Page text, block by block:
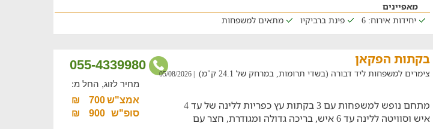
מאפיינים
יחידות אירוח: 6
פינת ברביקיו מתאים למשפחות
055-4339980 בקתות הפקאן
צימרים למשפחות ליד דבורה (בשדי תרומות, במרחק של 24.1 ק"מ) | 05/08/2026
מתחם נופש למשפחות עם 3 בקתות עץ כפריות ללינה של עד 4
איש וסוויטה ללינה עד 6 איש, בריכה גדולה ומגודרת, חצר עם
מחיר לזוג, החל מ:
אמצ"ש700
₪
סופ"ש
900
₪